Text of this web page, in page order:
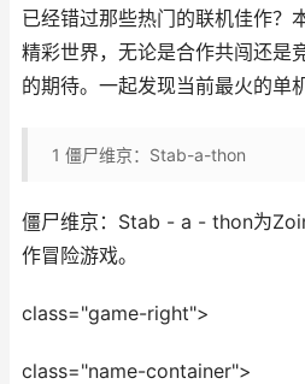
已经错过那些热门的联机佳作？
精彩世界，无论是合作共闯还是
的期待。一起发现当前最火的单
1 僵尸维京：Stab-a-thon
僵尸维京：Stab - a - thon为
作冒险游戏。
class="game-right">
class="name-container">